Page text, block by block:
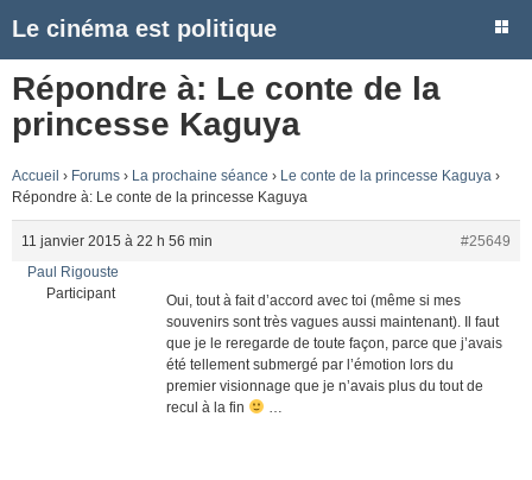
Le cinéma est politique
Répondre à: Le conte de la
princesse Kaguya
Accueil › Forums › La prochaine séance › Le conte de la princesse Kaguya ›
Répondre à: Le conte de la princesse Kaguya
11 janvier 2015 à 22 h 56 min
#25649
Paul Rigouste
Participant
Oui, tout à fait d’accord avec toi (même si mes
souvenirs sont très vagues aussi maintenant). Il faut
que je le reregarde de toute façon, parce que j’avais
été tellement submergé par l’émotion lors du
premier visionnage que je n’avais plus du tout de
recul à la fin